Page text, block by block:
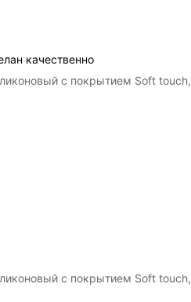
качественно
с покрытием Soft touch,
с покрытием Soft touch,